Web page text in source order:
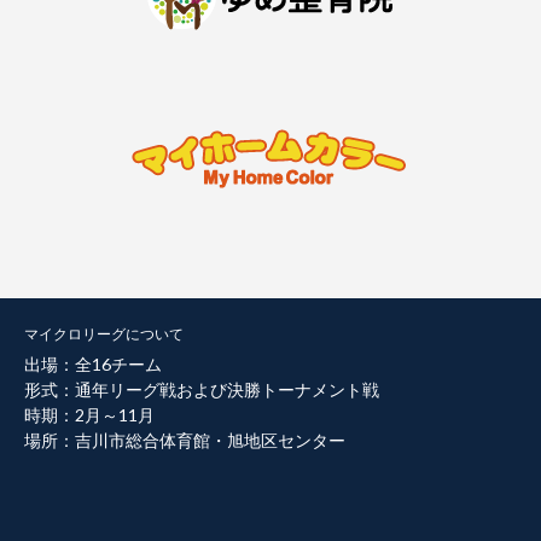
マイクロリーグについて
出場：全16チーム
形式：通年リーグ戦および決勝トーナメント戦
時期：2月～11月
場所：吉川市総合体育館・旭地区センター